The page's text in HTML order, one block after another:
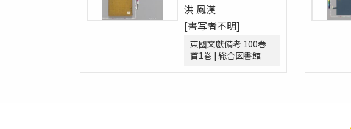
鶴谷集 9巻附録2巻附1巻
蘭雪軒集
洪 鳳漢
[書写者不明]
東國文獻備考 100巻
首1巻 | 総合図書館